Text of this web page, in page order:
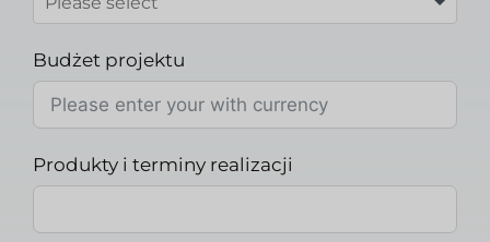
Budżet projektu
Produkty i terminy realizacji